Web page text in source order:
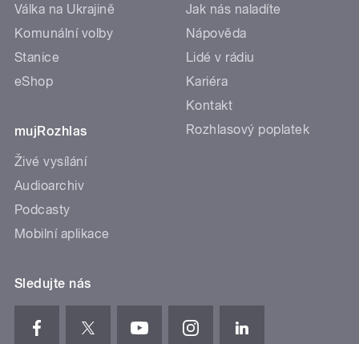
Válka na Ukrajině
Komunální volby
Stanice
eShop
mujRozhlas
Živé vysílání
Audioarchiv
Podcasty
Mobilní aplikace
Jak nás naladíte
Nápověda
Lidé v rádiu
Kariéra
Kontakt
Rozhlasový poplatek
Sledujte nás